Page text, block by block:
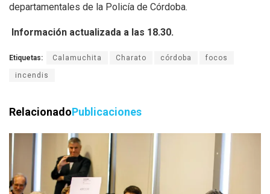
departamentales de la Policía de Córdoba.
Información actualizada a las 18.30.
Etiquetas: Calamuchita Charato córdoba focos
incendis
RelacionadoPublicaciones